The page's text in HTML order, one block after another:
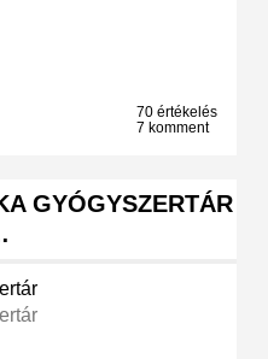
70 értékelés
7 komment
GYÓGYSZERTÁR